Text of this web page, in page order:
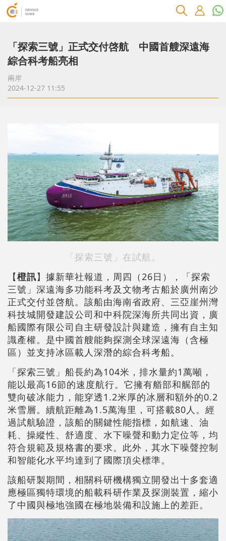
「探索三號」正式交付啓航 中國首艘深遠海
綜合科考船亮相
兩岸
2024-12-27 11:55
「探索三號」在試航。
【橙訊】據新華社報道，周四（26日），「探索
三號」深遠海多功能科考及文物考古船於廣州南沙
正式交付並啓航。該船由海南省政府、三亞崖州灣
科技城開發建設公司和中科院深海所共同出資，廣
船國際有限公司自主研發設計與建造，擁有自主知
識產權。是中國首艘能夠探測全球深遠海（含極
區）並支持冰區載人深潛的綜合科考船。
「探索三號」船長約為104米，排水量約1萬噸，
能以最高16節的速度航行。它擁有艏部和艉部的
雙向破冰能力，能穿透1.2米厚的冰層和額外的0.2
米雪層。續航距離為1.5萬海里，可搭載80人。經
過試航驗證，該船的關鍵性能指標，如航速、油
耗、操縱性、舒適度、水下噪聲和動力定位等，均
符合規範及規格書的要求。此外，其水下噪聲控制
和智能化水平均達到了國際頂尖標準。
該船研製期間，相關科研機構獨立開發出十多套適
應極區獨特環境的船載科研作業及探測裝置，縮小
了中國與極地強國在極地裝備和設施上的差距。